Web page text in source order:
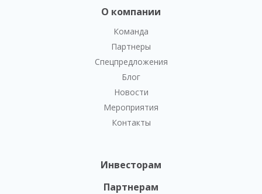
О компании
Команда
Партнеры
Спецпредложения
Блог
Новости
Мероприятия
Контакты
Инвесторам
Партнерам